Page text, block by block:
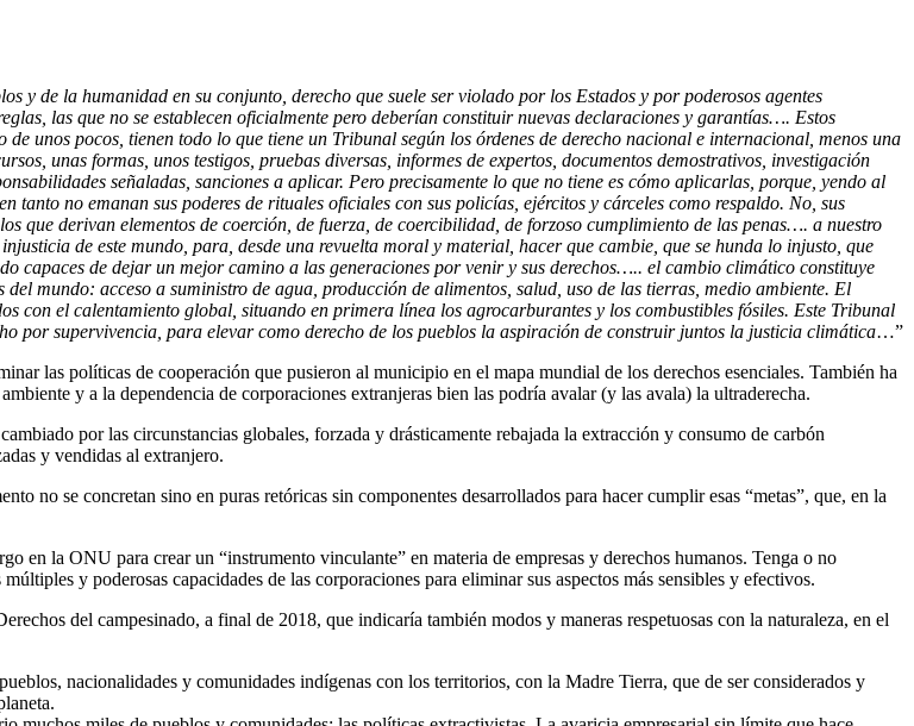
y de la humanidad en su conjunto, derecho que suele ser violado por los Estados y por poderosos agentes
las que no se establecen oficialmente pero deberían constituir nuevas declaraciones y garantías…. Estos
unos pocos, tienen todo lo que tiene un Tribunal según los órdenes de derecho nacional e internacional, menos una
unas formas, unos testigos, pruebas diversas, informes de expertos, documentos demostrativos, investigación
señaladas, sanciones a aplicar. Pero precisamente lo que no tiene es cómo aplicarlas, porque, yendo al
no emanan sus poderes de rituales oficiales con sus policías, ejércitos y cárceles como respaldo. No, sus
que derivan elementos de coerción, de fuerza, de coercibilidad, de forzoso cumplimiento de las penas…. a nuestro
de este mundo, para, desde una revuelta moral y material, hacer que cambie, que se hunda lo injusto, que
capaces de dejar un mejor camino a las generaciones por venir y sus derechos….. el cambio climático constituye
mundo: acceso a suministro de agua, producción de alimentos, salud, uso de las tierras, medio ambiente. El
con el calentamiento global, situando en primera línea los agrocarburantes y los combustibles fósiles. Este Tribunal
por supervivencia, para elevar como derecho de los pueblos la aspiración de construir juntos la justicia climática…”
las políticas de cooperación que pusieron al municipio en el mapa mundial de los derechos esenciales. También ha
y a la dependencia de corporaciones extranjeras bien las podría avalar (y las avala) la ultraderecha.
por las circunstancias globales, forzada y drásticamente rebajada la extracción y consumo de carbón
y vendidas al extranjero.
no se concretan sino en puras retóricas sin componentes desarrollados para hacer cumplir esas “metas”, que, en la
en la ONU para crear un “instrumento vinculante” en materia de empresas y derechos humanos. Tenga o no
y poderosas capacidades de las corporaciones para eliminar sus aspectos más sensibles y efectivos.
del campesinado, a final de 2018, que indicaría también modos y maneras respetuosas con la naturaleza, en el
nacionalidades y comunidades indígenas con los territorios, con la Madre Tierra, que de ser considerados y